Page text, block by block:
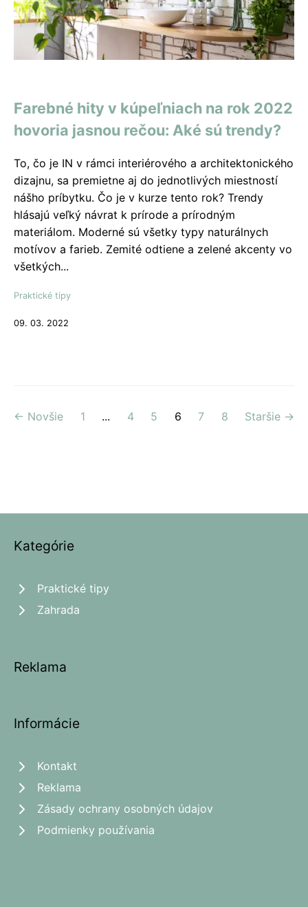
Farebné hity v kúpeľniach na rok 2022
hovoria jasnou rečou: Aké sú trendy?
To, čo je IN v rámci interiérového a architektonického
dizajnu, sa premietne aj do jednotlivých miestností
nášho príbytku. Čo je v kurze tento rok? Trendy
hlásajú veľký návrat k prírode a prírodným
materiálom. Moderné sú všetky typy naturálnych
motívov a farieb. Zemité odtiene a zelené akcenty vo
všetkých...
Praktické tipy
09. 03. 2022
← Novšie 1 ... 4 5 6 7 8 Staršie →
Kategórie
Praktické tipy
Zahrada
Reklama
Informácie
Kontakt
Reklama
Zásady ochrany osobných údajov
Podmienky používania